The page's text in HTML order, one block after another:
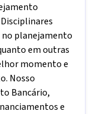
planejamento
em outras
momento e
Nosso
Bancário,
e